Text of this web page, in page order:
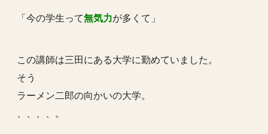
「今の学生って無気力が多くて」
この講師は三田にある大学に勤めていました。
そう
ラーメン二郎の向かいの大学。
、、、、。